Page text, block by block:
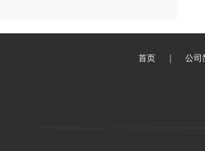
首页 公司